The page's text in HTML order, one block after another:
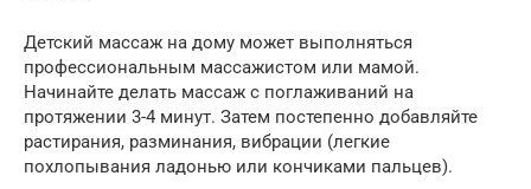
Детский массаж на дому может выполняться
профессиональным массажистом или мамой.
Начинайте делать массаж с поглаживаний на
протяжении 3-4 минут. Затем постепенно добавляйте
растирания, разминания, вибрации (легкие
похлопывания ладонью или кончиками пальцев).